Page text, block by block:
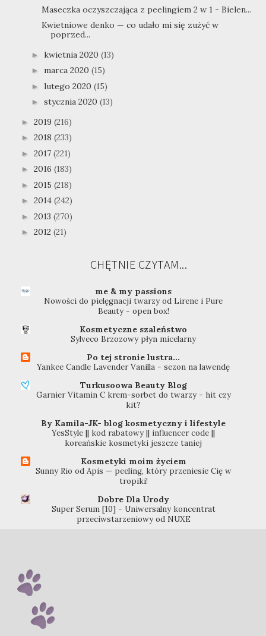
Maseczka oczyszczająca z peelingiem 2 w 1 - Bielen...
Kwietniowe denko — co udało mi się zużyć w
poprzed...
► kwietnia 2020 (13)
► marca 2020 (15)
► lutego 2020 (15)
► stycznia 2020 (13)
► 2019 (216)
► 2018 (233)
► 2017 (221)
► 2016 (183)
► 2015 (218)
► 2014 (242)
► 2013 (270)
► 2012 (21)
CHĘTNIE CZYTAM...
me & my passions
Nowości do pielęgnacji twarzy od Lirene i Pure
Beauty - open box!
Kosmetyczne szaleństwo
Sylveco Brzozowy płyn micelarny
Po tej stronie lustra...
Yankee Candle Lavender Vanilla - sezon na lawendę
Turkusoowa Beauty Blog
Garnier Vitamin C krem-sorbet do twarzy - hit czy
kit?
By Kamila-JK- blog kosmetyczny i lifestyle
YesStyle || kod rabatowy || influencer code ||
koreańskie kosmetyki jeszcze taniej
Kosmetyki moim życiem
Sunny Rio od Apis — peeling, który przeniesie Cię w
tropiki!
Dobre Dla Urody
Super Serum [10] - Uniwersalny koncentrat
przeciwstarzeniowy od NUXE